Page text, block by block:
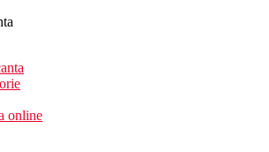
online